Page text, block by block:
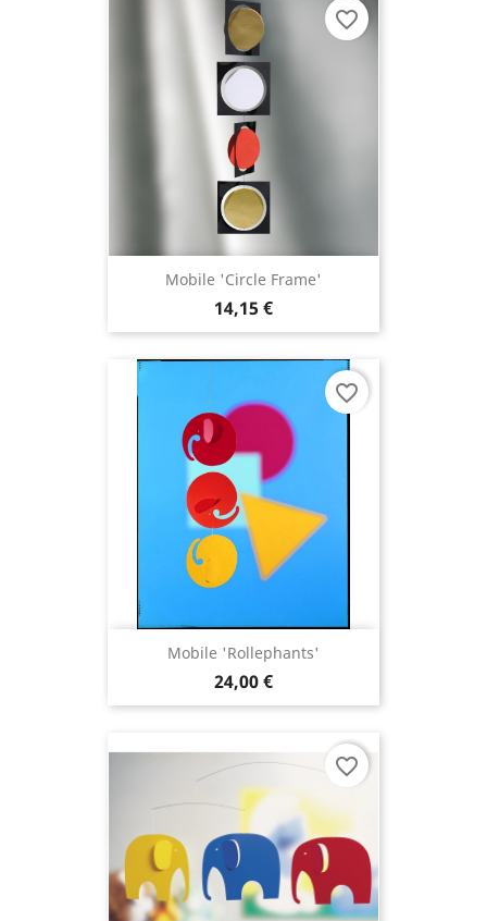
Mobile 'Circle Frame'
14,15 €
favorite_border
Mobile 'Rollephants'
24,00 €
favorite_border
favorite_border